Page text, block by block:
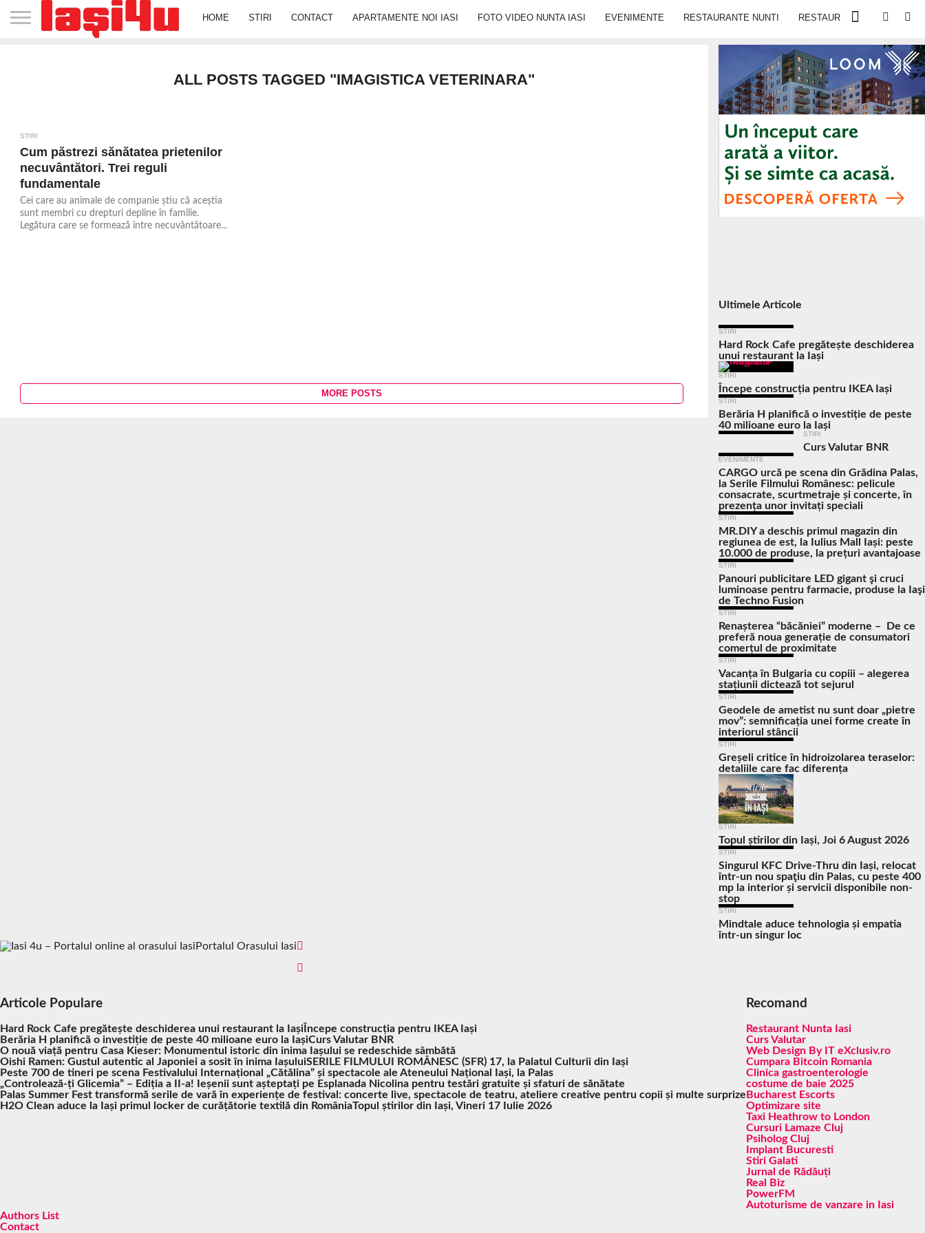
HOME STIRI CONTACT APARTAMENTE NOI IASI FOTO VIDEO NUNTA IASI EVENIMENTE RESTAURANTE NUNTI RESTAURANTE IN IASI
ALL POSTS TAGGED "IMAGISTICA VETERINARA"
STIRI
Cum păstrezi sănătatea prietenilor
necuvântători. Trei reguli
fundamentale
Cei care au animale de companie știu că aceștia
sunt membri cu drepturi depline în familie.
Legătura care se formează între necuvântătoare...
MORE POSTS
Ultimele Articole
STIRI
Hard Rock Cafe pregătește deschiderea
unui restaurant la Iași
STIRI
Începe construcția pentru IKEA Iași
STIRI
Berăria H planifică o investiție de peste
40 milioane euro la Iași
STIRI
Curs Valutar BNR
EVENIMENTE
CARGO urcă pe scena din Grădina Palas,
la Serile Filmului Românesc: pelicule
consacrate, scurtmetraje și concerte, în
prezența unor invitați speciali
STIRI
MR.DIY a deschis primul magazin din
regiunea de est, la Iulius Mall Iași: peste
10.000 de produse, la prețuri avantajoase
STIRI
Panouri publicitare LED gigant şi cruci
luminoase pentru farmacie, produse la Iaşi
de Techno Fusion
STIRI
Renașterea “băcăniei” moderne – De ce
preferă noua generație de consumatori
comerțul de proximitate
STIRI
Vacanța în Bulgaria cu copiii – alegerea
stațiunii dictează tot sejurul
STIRI
Geodele de ametist nu sunt doar „pietre
mov”: semnificația unei forme create în
interiorul stâncii
STIRI
Greșeli critice în hidroizolarea teraselor:
detaliile care fac diferența
STIRI
Topul știrilor din Iași, Joi 6 August 2026
STIRI
Singurul KFC Drive-Thru din Iași, relocat
într-un nou spaţiu din Palas, cu peste 400
mp la interior și servicii disponibile non-
stop
STIRI
Mindtale aduce tehnologia și empatia
într-un singur loc
Portalul Orasului Iasi
Articole Populare
Hard Rock Cafe pregătește deschiderea unui restaurant la Iași Începe construcția pentru IKEA Iași
Berăria H planifică o investiție de peste 40 milioane euro la IașiCurs Valutar BNR
O nouă viață pentru Casa Kieser: Monumentul istoric din inima Iașului se redeschide sâmbătă
Oishi Ramen: Gustul autentic al Japoniei a sosit în inima IașuluiSERILE FILMULUI ROMÂNESC (SFR) 17, la Palatul Culturii din Iași
Peste 700 de tineri pe scena Festivalului Internațional „Cătălina” și spectacole ale Ateneului Național Iași, la Palas
„Controlează-ți Glicemia” – Ediția a II-a! Ieșenii sunt așteptați pe Esplanada Nicolina pentru testări gratuite și sfaturi de sănătate
Palas Summer Fest transformă serile de vară în experiențe de festival: concerte live, spectacole de teatru, ateliere creative pentru copii și multe surprize
H2O Clean aduce la Iași primul locker de curățătorie textilă din RomâniaTopul știrilor din Iași, Vineri 17 Iulie 2026
Recomand
Restaurant Nunta Iasi
Curs Valutar
Web Design By IT eXclusiv.ro
Cumpara Bitcoin Romania
Clinica gastroenterologie
costume de baie 2025
Bucharest Escorts
Optimizare site
Taxi Heathrow to London
Cursuri Lamaze Cluj
Psiholog Cluj
Implant Bucuresti
Stiri Galati
Jurnal de Rădăuți
Real Biz
PowerFM
Autoturisme de vanzare in Iasi
Authors List
Contact